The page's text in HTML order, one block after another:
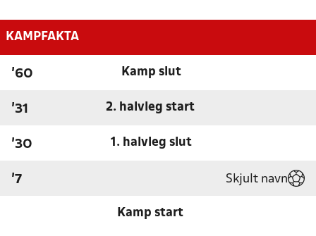
KAMPFAKTA
'60 Kamp slut
'31 2. halvleg start
'30 1. halvleg slut
'7 Skjult navn
Kamp start